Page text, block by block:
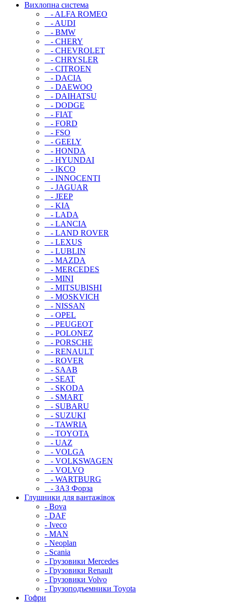
Вихлопна система
- ALFA ROMEO
- AUDI
- BMW
- CHERY
- CHEVROLET
- CHRYSLER
- CITROEN
- DACIA
- DAEWOO
- DAIHATSU
- DODGE
- FIAT
- FORD
- FSO
- GEELY
- HONDA
- HYUNDAI
- IKCO
- INNOCENTI
- JAGUAR
- JEEP
- KIA
- LADA
- LANCIA
- LAND ROVER
- LEXUS
- LUBLIN
- MAZDA
- MERCEDES
- MINI
- MITSUBISHI
- MOSKVICH
- NISSAN
- OPEL
- PEUGEOT
- POLONEZ
- PORSCHE
- RENAULT
- ROVER
- SAAB
- SEAT
- SKODA
- SMART
- SUBARU
- SUZUKI
- TAWRIA
- TOYOTA
- UAZ
- VOLGA
- VOLKSWAGEN
- VOLVO
- WARTBURG
- ЗАЗ Форза
Глушники для вантажівок
- Bova
- DAF
- Iveco
- MAN
- Neoplan
- Scania
- Грузовики Mercedes
- Грузовики Renault
- Грузовики Volvo
- Грузоподъемники Toyota
Гофри